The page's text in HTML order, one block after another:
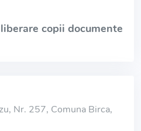
copii documente
Nr. 257, Comuna Birca,